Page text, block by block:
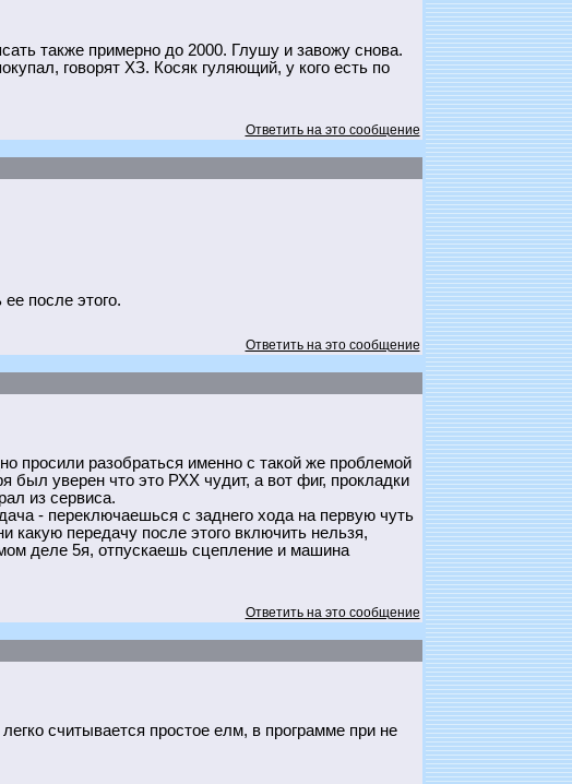
также примерно до 2000. Глушу и завожу снова.
говорят ХЗ. Косяк гуляющий, у кого есть по
Ответить на это сообщение
после этого.
Ответить на это сообщение
просили разобраться именно с такой же проблемой
был уверен что это РХХ чудит, а вот фиг, прокладки
из сервиса.
- переключаешься с заднего хода на первую чуть
какую передачу после этого включить нельзя,
деле 5я, отпускаешь сцепление и машина
Ответить на это сообщение
считывается простое елм, в программе при не